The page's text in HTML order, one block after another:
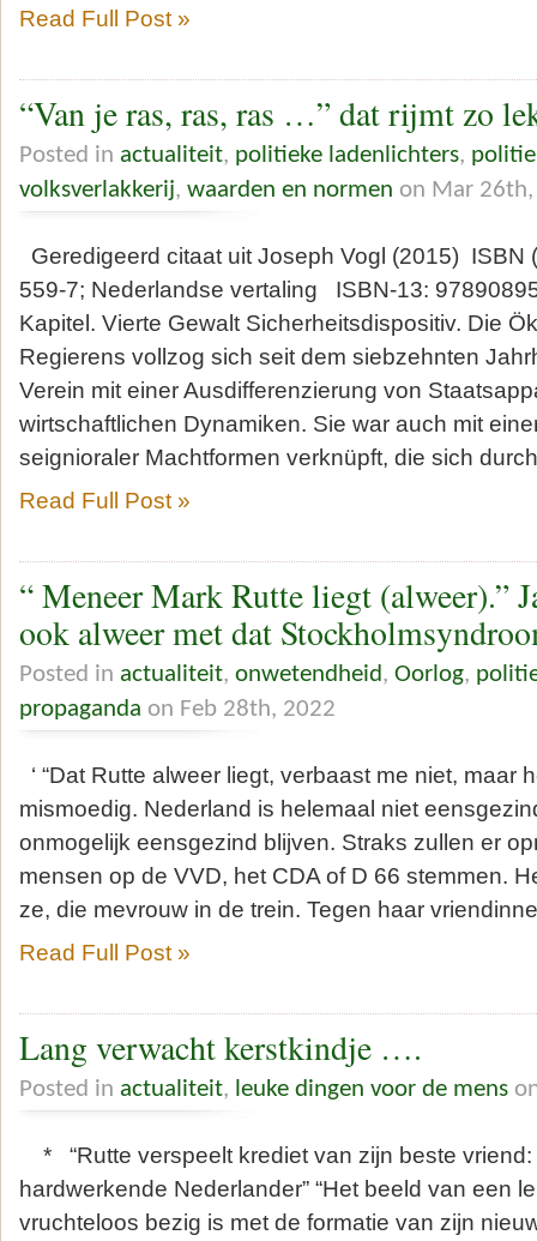
Read Full Post »
“Van je ras, ras, ras …” dat rijmt zo
Posted in actualiteit, politieke ladenlichters,
volksverlakkerij, waarden en normen on Mar
Geredigeerd citaat uit Joseph Vogl (2015) ISBN
559-7; Nederlandse vertaling ISBN-13:
Kapitel. Vierte Gewalt Sicherheitsdispositiv. Die
Regierens vollzog sich seit dem siebzehnten
Verein mit einer Ausdifferenzierung von
wirtschaftlichen Dynamiken. Sie war auch mit
seignioraler Machtformen verknüpft, die sich
Read Full Post »
“ Meneer Mark Rutte liegt (alweer).”
ook alweer met dat
Posted in actualiteit, onwetendheid, Oorlog,
propaganda on Feb 28th, 2022
‘ “Dat Rutte alweer liegt, verbaast me niet, maar
mismoedig. Nederland is helemaal niet
onmogelijk eensgezind blijven. Straks zullen er
mensen op de VVD, het CDA of D 66 stemmen.
ze, die mevrouw in de trein. Tegen haar
Read Full Post »
Lang verwacht kerstkindje ….
Posted in actualiteit, leuke dingen voor de mens
* “Rutte verspeelt krediet van zijn beste vriend:
hardwerkende Nederlander” “Het beeld van een
vruchteloos bezig is met de formatie van zijn